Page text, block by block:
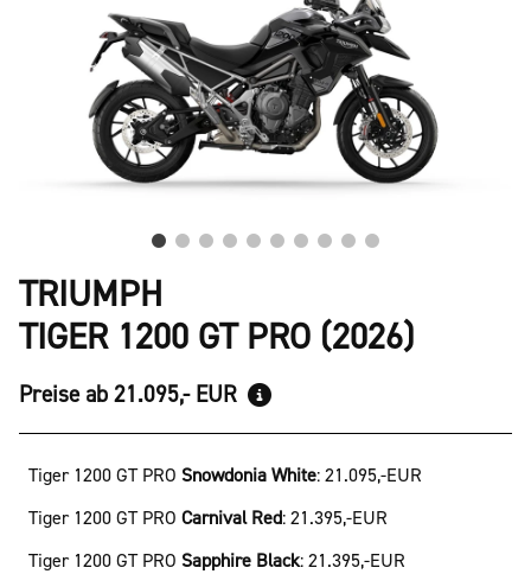
TRIUMPH
TIGER 1200 GT PRO (2026)
Preise ab 21.095,- EUR
Tiger 1200 GT PRO Snowdonia White: 21.095,-EUR
Tiger 1200 GT PRO Carnival Red: 21.395,-EUR
Tiger 1200 GT PRO Sapphire Black: 21.395,-EUR